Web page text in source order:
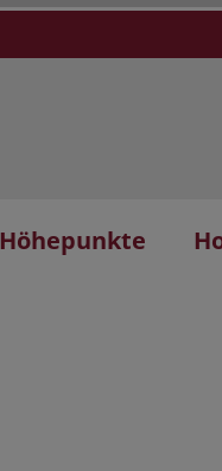
Höhepunkte